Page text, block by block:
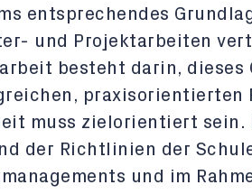
entsprechendes
und Projektarbeiten
besteht darin, dieses
praxisorientierten
muss zielorientiert sein.
der Richtlinien der
und im